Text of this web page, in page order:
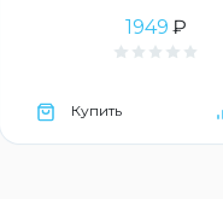
1949 ₽
Купить